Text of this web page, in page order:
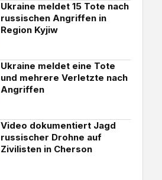
Ukraine meldet 15 Tote nach
russischen Angriffen in
Region Kyjiw
Ukraine meldet eine Tote
und mehrere Verletzte nach
Angriffen
Video dokumentiert Jagd
russischer Drohne auf
Zivilisten in Cherson